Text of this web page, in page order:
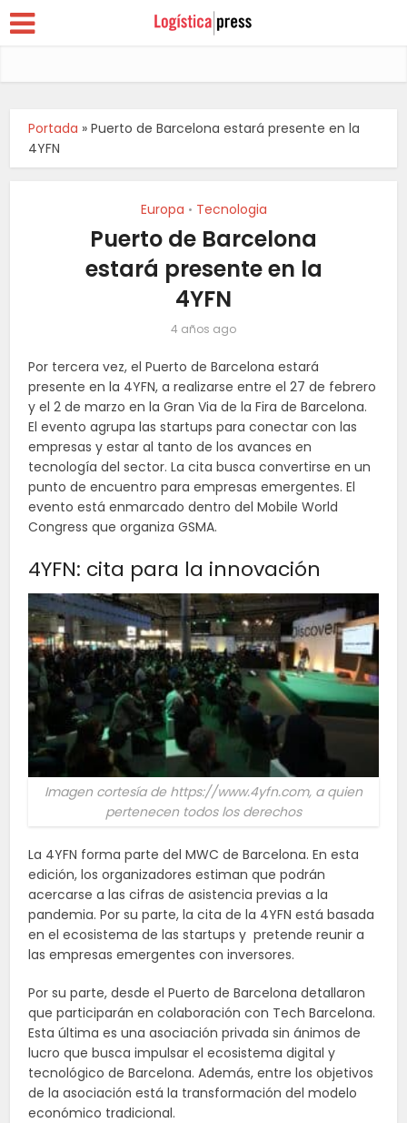
Portada »Puerto de Barcelona estará presente en la
4YFN
Europa • Tecnologia
Puerto de Barcelona
estará presente en la
4YFN
4 años ago
Por tercera vez, el Puerto de Barcelona estará
presente en la 4YFN, a realizarse entre el 27 de febrero
y el 2 de marzo en la Gran Via de la Fira de Barcelona.
El evento agrupa las startups para conectar con las
empresas y estar al tanto de los avances en
tecnología del sector. La cita busca convertirse en un
punto de encuentro para empresas emergentes. El
evento está enmarcado dentro del Mobile World
Congress que organiza GSMA.
4YFN: cita para la innovación
Imagen cortesía de https://www.4yfn.com, a quien
pertenecen todos los derechos
La 4YFN forma parte del MWC de Barcelona. En esta
edición, los organizadores estiman que podrán
acercarse a las cifras de asistencia previas a la
pandemia. Por su parte, la cita de la 4YFN está basada
en el ecosistema de las startups y pretende reunir a
las empresas emergentes con inversores.
Por su parte, desde el Puerto de Barcelona detallaron
que participarán en colaboración con Tech Barcelona.
Esta última es una asociación privada sin ánimos de
lucro que busca impulsar el ecosistema digital y
tecnológico de Barcelona. Además, entre los objetivos
de la asociación está la transformación del modelo
económico tradicional.